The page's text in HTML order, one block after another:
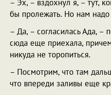
– Эх, – вздохнул я, – тут,
бы пролежать. Но нам
– Да, – согласилась Ада, –
сюда еще приехала,
никуда не торопиться.
– Посмотрим, что там
что впереди заливы еще